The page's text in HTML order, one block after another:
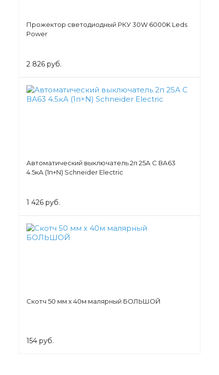
Прожектор светодиодный РКУ 30W 6000K Leds
Power
2 826 руб.
Автоматический выключатель 2п 25А С ВА63
4.5кА (1п+N) Schneider Electric
1 426 руб.
Скотч 50 мм х 40м малярный БОЛЬШОЙ
154 руб.